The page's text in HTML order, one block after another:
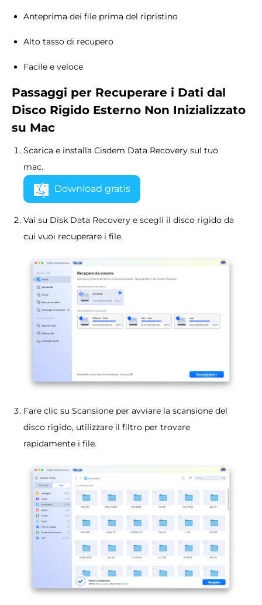
Anteprima dei file prima del ripristino
Alto tasso di recupero
Facile e veloce
Passaggi per Recuperare i Dati dal
Disco Rigido Esterno Non Inizializzato
su Mac
Scarica e installa Cisdem Data Recovery sul tuo
mac.
Download gratis
Vai su Disk Data Recovery e scegli il disco rigido da
cui vuoi recuperare i file.
Fare clic su Scansione per avviare la scansione del
disco rigido, utilizzare il filtro per trovare
rapidamente i file.